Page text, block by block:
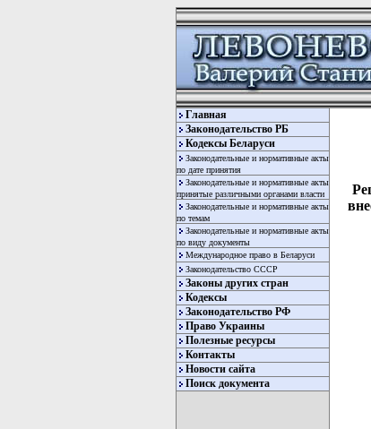
Главная
Законодательство РБ
Кодексы Беларуси
Законодательные и нормативные акты
по дате принятия
Законодательные и нормативные акты
принятые различными органами власти
Законодательные и нормативные акты
по темам
Законодательные и нормативные акты
по виду документы
Международное право в Беларуси
Законодательство СССР
Законы других стран
Кодексы
Законодательство РФ
Право Украины
Полезные ресурсы
Контакты
Новости сайта
Поиск документа